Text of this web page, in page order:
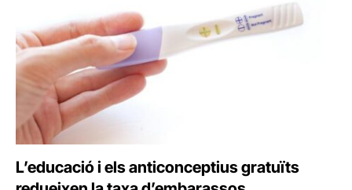
L’educació i els anticonceptius gratuïts